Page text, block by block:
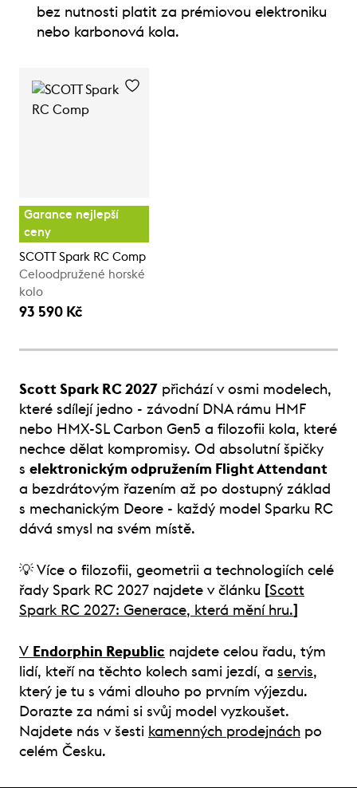
bez nutnosti platit za prémiovou elektroniku
nebo karbonová kola.
Garance nejlepší
ceny
SCOTT Spark RC Comp
Celoodpružené horské
kolo
93 590 Kč
Scott Spark RC 2027 přichází v osmi modelech,
které sdílejí jedno - závodní DNA rámu HMF
nebo HMX-SL Carbon Gen5 a filozofii kola, které
nechce dělat kompromisy. Od absolutní špičky
s elektronickým odpružením Flight Attendant
a bezdrátovým řazením až po dostupný základ
s mechanickým Deore - každý model Sparku RC
dává smysl na svém místě.
💡 Více o filozofii, geometrii a technologiích celé
řady Spark RC 2027 najdete v článku [Scott
Spark RC 2027: Generace, která mění hru.]
V Endorphin Republic najdete celou řadu, tým
lidí, kteří na těchto kolech sami jezdí, a servis,
který je tu s vámi dlouho po prvním výjezdu.
Dorazte za námi si svůj model vyzkoušet.
Najdete nás v šesti kamenných prodejnách po
celém Česku.